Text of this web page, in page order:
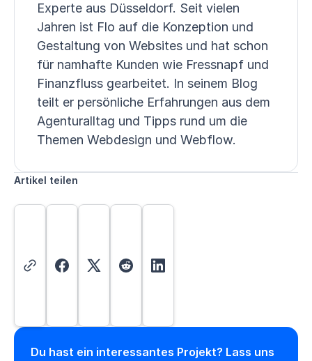
Experte aus Düsseldorf. Seit vielen
Jahren ist Flo auf die Konzeption und
Gestaltung von Websites und hat schon
für namhafte Kunden wie Fressnapf und
Finanzfluss gearbeitet. In seinem Blog
teilt er persönliche Erfahrungen aus dem
Agenturalltag und Tipps rund um die
Themen Webdesign und Webflow.
Artikel teilen
Du hast ein interessantes Projekt? Lass uns